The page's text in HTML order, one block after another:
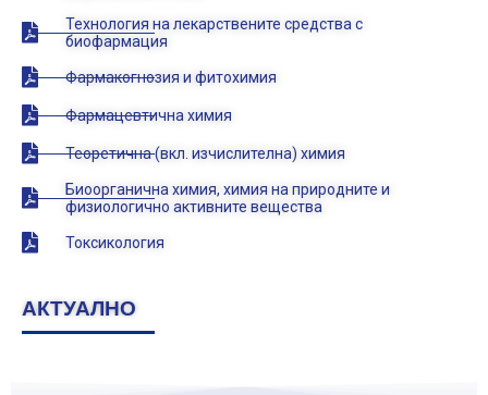
Технология на лекарствените средства с
биофармация
Фармакогнозия и фитохимия
Фармацевтична химия
Теоретична (вкл. изчислителна) химия
Биоорганична химия, химия на природните и
физиологично активните вещества
Токсикология
АКТУАЛНО